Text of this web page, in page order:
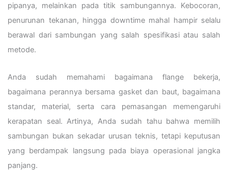
pipanya, melainkan pada titik sambungannya. Kebocoran,
penurunan tekanan, hingga downtime mahal hampir selalu
berawal dari sambungan yang salah spesifikasi atau salah
metode.
Anda sudah memahami bagaimana flange bekerja,
bagaimana perannya bersama gasket dan baut, bagaimana
standar, material, serta cara pemasangan memengaruhi
kerapatan seal. Artinya, Anda sudah tahu bahwa memilih
sambungan bukan sekadar urusan teknis, tetapi keputusan
yang berdampak langsung pada biaya operasional jangka
panjang.